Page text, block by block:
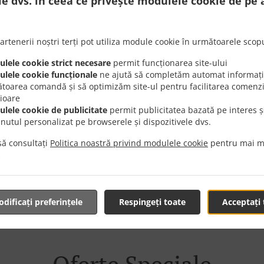
noștri terți pot utiliza module cookie în următoarele
cookie strict necesare permit funcționarea site-ului
cookie funcționale ne ajută să completăm automat
comandă și să optimizăm site-ul pentru facilitarea
cookie de publicitate permit publicitatea bazată pe interes
personalizat pe browserele și dispozitivele dvs.
consultați Politica noastră privind modulele cookie pentru mai
Acceptați
Respingeți toate
preferințele
Mâncare Cu Livrare
în zona Jilava și suntem încântați să preluăm comanda ta
online și plasează comanda atunci când te-ai decis
1 minut noi vom confirma comanda ta și îți vom afișa